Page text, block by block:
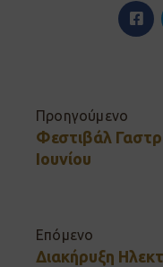
Προηγούμενο
Φεστιβάλ
Ιουνίου
Επόμενο
Διακήρυξη